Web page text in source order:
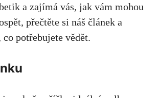
a zajímá vás, jak vám mohou
přečtěte ⁣si náš článek a
​co potřebujete vědět.